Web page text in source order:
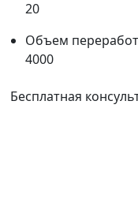
20
Объем
4000
Бесплатная